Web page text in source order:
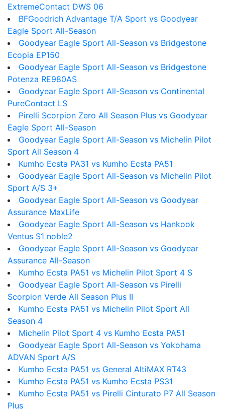
ExtremeContact DWS 06
BFGoodrich Advantage T/A Sport vs Goodyear
Eagle Sport All-Season
Goodyear Eagle Sport All-Season vs Bridgestone
Ecopia EP150
Goodyear Eagle Sport All-Season vs Bridgestone
Potenza RE980AS
Goodyear Eagle Sport All-Season vs Continental
PureContact LS
Pirelli Scorpion Zero All Season Plus vs Goodyear
Eagle Sport All-Season
Goodyear Eagle Sport All-Season vs Michelin Pilot
Sport All Season 4
Kumho Ecsta PA31 vs Kumho Ecsta PA51
Goodyear Eagle Sport All-Season vs Michelin Pilot
Sport A/S 3+
Goodyear Eagle Sport All-Season vs Goodyear
Assurance MaxLife
Goodyear Eagle Sport All-Season vs Hankook
Ventus S1 noble2
Goodyear Eagle Sport All-Season vs Goodyear
Assurance All-Season
Kumho Ecsta PA51 vs Michelin Pilot Sport 4 S
Goodyear Eagle Sport All-Season vs Pirelli
Scorpion Verde All Season Plus II
Kumho Ecsta PA51 vs Michelin Pilot Sport All
Season 4
Michelin Pilot Sport 4 vs Kumho Ecsta PA51
Goodyear Eagle Sport All-Season vs Yokohama
ADVAN Sport A/S
Kumho Ecsta PA51 vs General AltiMAX RT43
Kumho Ecsta PA51 vs Kumho Ecsta PS31
Kumho Ecsta PA51 vs Pirelli Cinturato P7 All Season
Plus